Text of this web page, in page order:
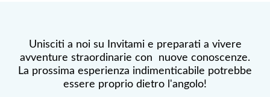
Unisciti a noi su Invitami e preparati a vivere
avventure straordinarie con nuove conoscenze.
La prossima esperienza indimenticabile potrebbe
essere proprio dietro l'angolo!